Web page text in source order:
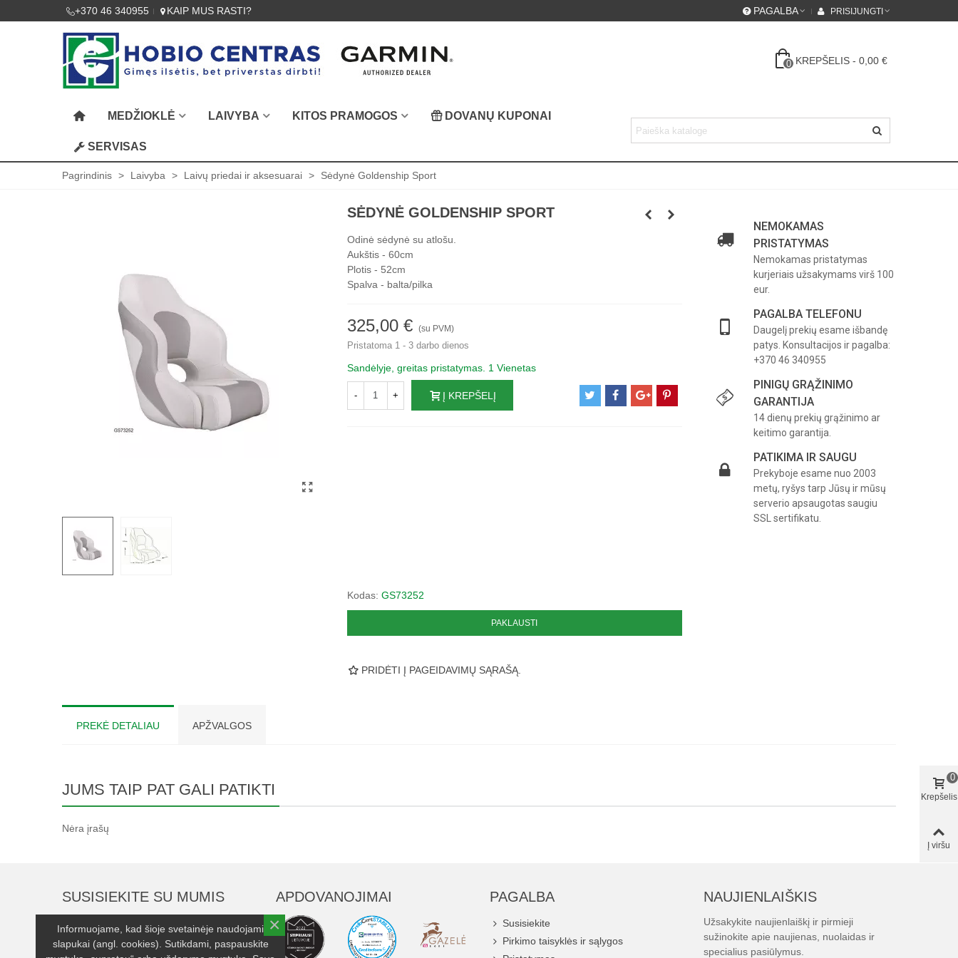
+370 46 340955 KAIP MUS RASTI? PAGALBA PRISIJUNGTI
0 KREPŠELIS - 0,00 €
MEDŽIOKLĖ LAIVYBA KITOS PRAMOGOS DOVANŲ KUPONAI
SERVISAS
Pagrindinis > Laivyba > Laivų priedai ir aksesuarai > Sėdynė Goldenship Sport
SĖDYNĖ GOLDENSHIP SPORT
Odinė sėdynė su atlošu.
Aukštis - 60cm
Plotis - 52cm
Spalva - balta/pilka
325,00 € (su PVM)
Pristatoma 1 - 3 darbo dienos
Sandėlyje, greitas pristatymas. 1 Vienetas
- + Į KREPŠELĮ
Kodas: GS73252
PAKLAUSTI
PRIDĖTI Į PAGEIDAVIMŲ SĄRAŠĄ.
NEMOKAMAS
PRISTATYMAS
Nemokamas pristatymas
kurjeriais užsakymams virš 100
eur.
PAGALBA TELEFONU
Daugelį prekių esame išbandę
patys. Konsultacijos ir pagalba:
+370 46 340955
PINIGŲ GRĄŽINIMO
GARANTIJA
14 dienų prekių grąžinimo ar
keitimo garantija.
PATIKIMA IR SAUGU
Prekyboje esame nuo 2003
metų, ryšys tarp Jūsų ir mūsų
serverio apsaugotas saugiu
SSL sertifikatu.
PREKĖ DETALIAU APŽVALGOS
JUMS TAIP PAT GALI PATIKTI
Nėra įrašų
SUSISIEKITE SU MUMIS
Įmonės kodas: 263248370
APDOVANOJIMAI PAGALBA
Susisiekite
Pirkimo taisyklės ir sąlygos
NAUJIENLAIŠKIS
Užsakykite naujienlaiškį ir pirmieji
sužinokite apie naujienas, nuolaidas ir
specialius pasiūlymus.
Krepšelis
0
Į viršu
Informuojame, kad šioje svetainėje naudojami
slapukai (angl. cookies). Sutikdami, paspauskite
×